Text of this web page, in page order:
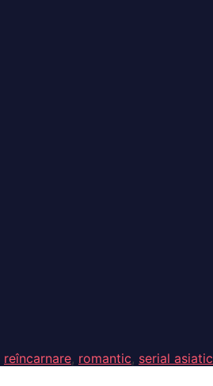
reîncarnare, romantic, serial asiatic